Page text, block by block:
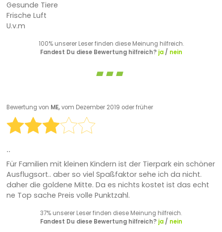
Gesunde Tiere
Frische Luft
U.v.m
100% unserer Leser finden diese Meinung hilfreich.
Fandest Du diese Bewertung hilfreich? ja/ nein
Bewertung von ME,vom Dezember 2019 oder früher
..
Für Familien mit kleinen Kindern ist der Tierpark ein schöner
Ausflugsort.. aber so viel Spaßfaktor sehe ich da nicht.
daher die goldene Mitte. Da es nichts kostet ist das echt
ne Top sache Preis volle Punktzahl.
37% unserer Leser finden diese Meinung hilfreich.
Fandest Du diese Bewertung hilfreich? ja/ nein